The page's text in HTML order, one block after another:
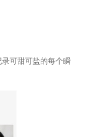
可甜可盐的每个瞬